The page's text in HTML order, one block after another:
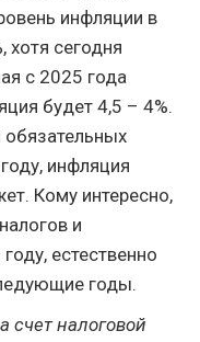
инфляции в
хотя сегодня
с 2025 года
будет 4,5 – 4%.
инфляция
Кому интересно,
и
естественно
годы.
счет налоговой